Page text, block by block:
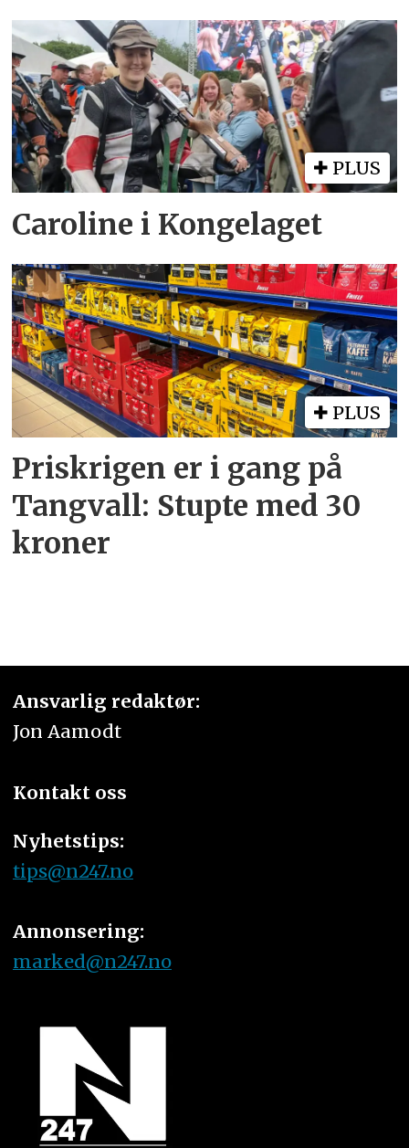
PLUS
Caroline i Kongelaget
PLUS
Priskrigen er i gang på
Tangvall: Stupte med 30
kroner
Ansvarlig redaktør:
Jon Aamodt
Kontakt oss
Nyhetstips:
tips@n247.no
Annonsering:
marked@n247.no